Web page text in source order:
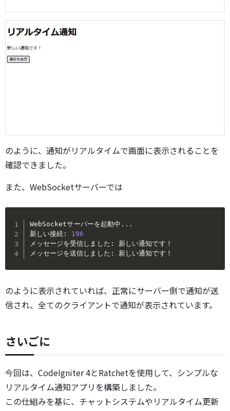
のように、通知がリアルタイムで画面に表示されることを
確認できました。
また、WebSocketサーバーでは
WebSocketサーバーを起動中 .. .
新しい接続: 196
メッセージを受信しました: 新しい通知です！
メッセージを送信しました: 新しい通知です！
のように表示されていれば、正常にサーバー側で通知が送
信され、全てのクライアントで通知が表示されています。
さいごに
今回は、CodeIgniter 4とRatchetを使用して、シンプルな
リアルタイム通知アプリを構築しました。
この仕組みを基に、チャットシステムやリアルタイム更新